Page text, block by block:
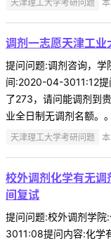
天津理工大学考研问题
调剂一志愿天津工
提问问题:调剂咨询，
间:2020-04-3011:12提
了273，请问能调剂到
业全日制无调剂名额。
天津理工大学考研问题
校外调剂化学有无
间复试
提问问题:校外调剂学
3011:08提问内容:化学